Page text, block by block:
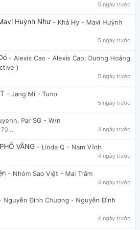
5 ngày trước
Huỳnh Như - Khả Hy - Mavi Huỳnh
5 ngày trước
- Alexis Cao - Alexis Cao, Dương Hoàng
)
5 ngày trước
- Jang Mi - Tuno
5 ngày trước
Par SG - W/n
nguyendaoduyquang17021 4 ngày trước
VẮNG - Linda Q - Nam Vĩnh
4 ngày trước
- Nhóm Sao Việt - Mai Trâm
4 ngày trước
Nguyễn Đình Chương - Nguyễn Đình
4 ngày trước